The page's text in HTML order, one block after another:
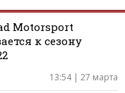
Motorsport
к сезону
13:54 | 27 марта